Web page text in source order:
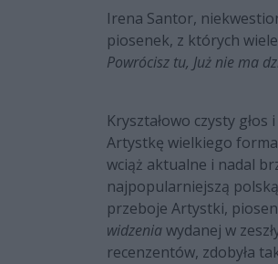
Irena Santor,
piosenek, z których
Powrócisz tu, Już nie ma
Kryształowo czysty
Artystkę wielkiego
wciąż aktualne i nadal
najpopularniejszą
przeboje Artystki,
widzeniawydanej w
recenzentów, zdobyła